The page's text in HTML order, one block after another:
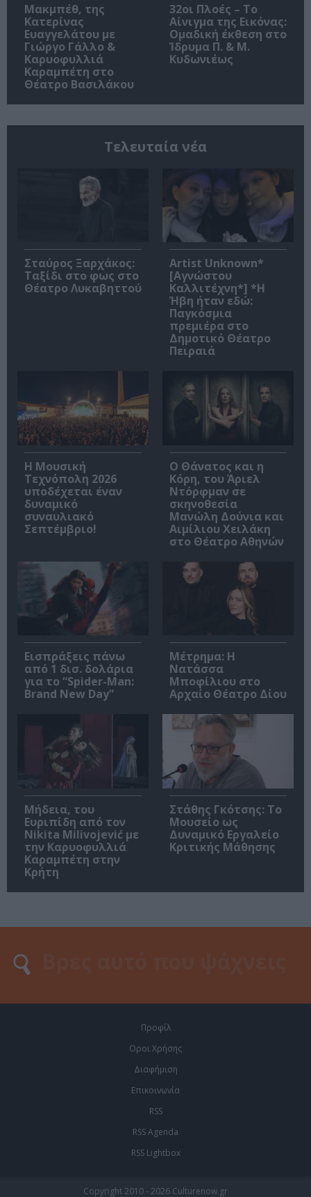
Μακμπέθ, της
Κατερίνας
Ευαγγελάτου με
Γιώργο Γάλλο &
Καρυοφυλλιά
Καραμπέτη στο
Θέατρο Βασιλάκου
32οι Πλοές – Το
Αίνιγμα της Εικόνας:
Ομαδική έκθεση στο
Ίδρυμα Π. & Μ.
Κυδωνιέως
Τελευταία νέα
Σταύρος Ξαρχάκος:
Ταξίδι στο φως στο
Θέατρο Λυκαβηττού
Artist Unknown*
[Αγνώστου
Καλλιτέχνη*] *Η
Ήβη ήταν εδώ:
Παγκόσμια
πρεμιέρα στο
Δημοτικό Θέατρο
Πειραιά
Η Μουσική
Τεχνόπολη 2026
υποδέχεται έναν
δυναμικό
συναυλιακό
Σεπτέμβριο!
Ο Θάνατος και η
Κόρη, του Άριελ
Ντόρφμαν σε
σκηνοθεσία
Μανώλη Δούνια και
Αιμίλιου Χειλάκη
στο Θέατρο Αθηνών
Εισπράξεις πάνω
από 1 δισ. δολάρια
για το “Spider-Man:
Brand New Day”
Μέτρημα: Η
Νατάσσα
Μποφίλιου στο
Αρχαίο Θέατρο Δίου
Μήδεια, του
Ευριπίδη από τον
Nikita Milivojević με
την Καρυοφυλλιά
Καραμπέτη στην
Κρήτη
Στάθης Γκότσης: Το
Μουσείο ως
Δυναμικό Εργαλείο
Κριτικής Μάθησης
Προφίλ
Οροι Χρήσης
Διαφήμιση
Επικοινωνία
RSS
RSS Agenda
RSS Lightbox
Copyright 2010 - 2026 Culturenow.gr